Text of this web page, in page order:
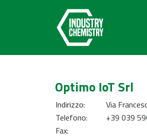
Optimo IoT Srl
Indirizzo:
Via
Telefono:
+39 039
Fax: